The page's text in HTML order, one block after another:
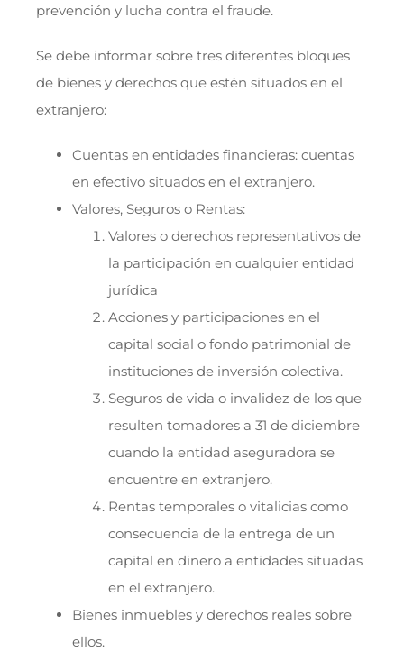
prevención y lucha contra el fraude.
Se debe informar sobre tres diferentes bloques
de bienes y derechos que estén situados en el
extranjero:
Cuentas en entidades financieras: cuentas
en efectivo situados en el extranjero.
Valores, Seguros o Rentas:
Valores o derechos representativos de
la participación en cualquier entidad
jurídica
Acciones y participaciones en el
capital social o fondo patrimonial de
instituciones de inversión colectiva.
Seguros de vida o invalidez de los que
resulten tomadores a 31 de diciembre
cuando la entidad aseguradora se
encuentre en extranjero.
Rentas temporales o vitalicias como
consecuencia de la entrega de un
capital en dinero a entidades situadas
en el extranjero.
Bienes inmuebles y derechos reales sobre
ellos.